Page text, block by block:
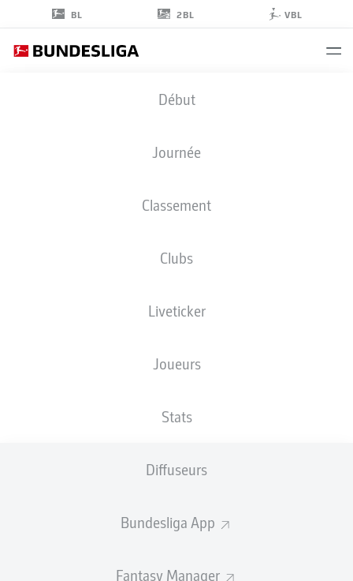
BL 2BL VBL
Début
Journée
Classement
Clubs
Liveticker
Joueurs
Stats
Diffuseurs
Bundesliga App
Fantasy Manager